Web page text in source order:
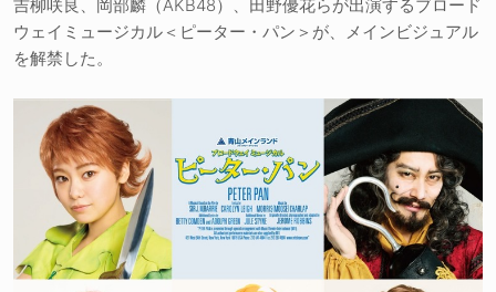
吉柳咲良、岡部麟（AKB48）、田野優花らが出演するブロード
ウェイミュージカル＜ピーター・パン＞が、メインビジュアル
を解禁した。